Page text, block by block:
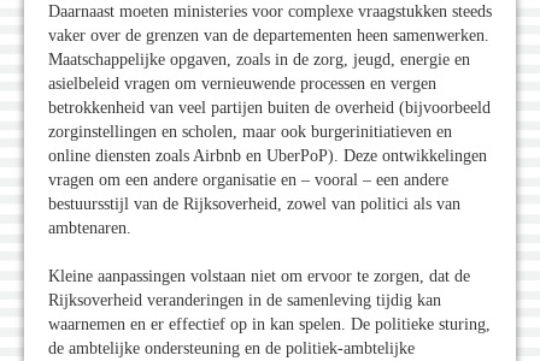
Daarnaast moeten ministeries voor complexe vraagstukken steeds
vaker over de grenzen van de departementen heen samenwerken.
Maatschappelijke opgaven, zoals in de zorg, jeugd, energie en
asielbeleid vragen om vernieuwende processen en vergen
betrokkenheid van veel partijen buiten de overheid (bijvoorbeeld
zorginstellingen en scholen, maar ook burgerinitiatieven en
online diensten zoals Airbnb en UberPoP). Deze ontwikkelingen
vragen om een andere organisatie en – vooral – een andere
bestuursstijl van de Rijksoverheid, zowel van politici als van
ambtenaren.
Kleine aanpassingen volstaan niet om ervoor te zorgen, dat de
Rijksoverheid veranderingen in de samenleving tijdig kan
waarnemen en er effectief op in kan spelen. De politieke sturing,
de ambtelijke ondersteuning en de politiek-ambtelijke